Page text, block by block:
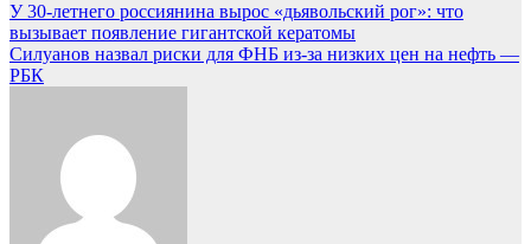
У 30-летнего россиянина вырос «дьявольский рог»: что
вызывает появление гигантской кератомы
Силуанов назвал риски для ФНБ из-за низких цен на нефть —
РБК